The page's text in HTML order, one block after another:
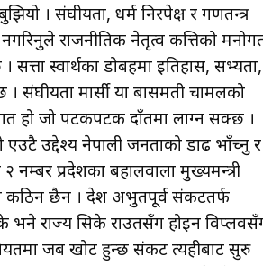
। संघीयता, धर्म निरपेक्ष र गणतन्त्र
राजनीतिक नेतृत्व कत्तिको
स्वार्थका डोबहरूमा इतिहास, सभ्यता,
मार्सी या बासमती चामलको
हो जो पटकपटक दाँतमा लाग्न सक्छ ।
उद्देश्य नेपाली जनताको डाढ भाँच्नु र
प्रदेशका बहालवाला मुख्यमन्त्री
कठिन छैन । देश अभुतपूर्व संकटतर्फ
भने राज्य सिके राउतसँग होइन
जब खोट हुन्छ संकट त्यहीबाट सुरु